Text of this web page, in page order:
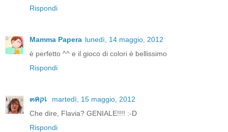
Rispondi
Mamma Papera lunedì, 14 maggio, 2012
è perfetto ^^ e il gioco di colori è bellissimo
Rispondi
๓คקเ
martedì, 15 maggio, 2012
Che dire, Flavia? GENIALE!!!! :-D
Rispondi